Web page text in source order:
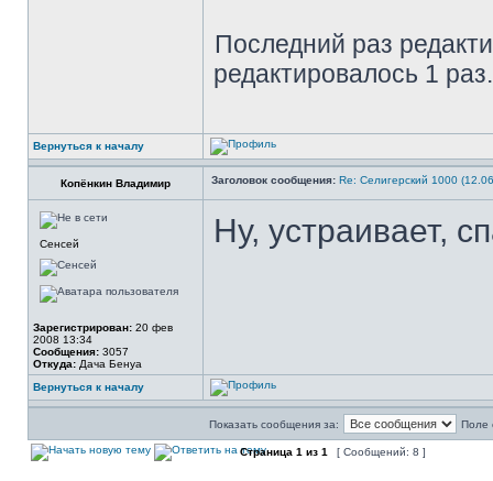
Последний раз
редактировалось 1 раз.
Вернуться к началу
Копёнкин Владимир Заголовок сообщения: Re: Селигерский 1000
Сенсей
Зарегистрирован: 20 фев
2008 13:34
Сообщения: 3057
Откуда: Дача Бенуа
Ну, устраивает,
Вернуться к началу
Показать сообщения за: Поле
Страница 1 из 1 [ Сообщений: 8 ]